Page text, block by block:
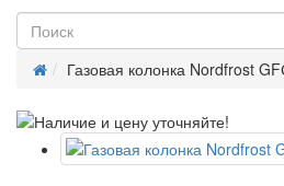
Газовая колонка Nordfrost